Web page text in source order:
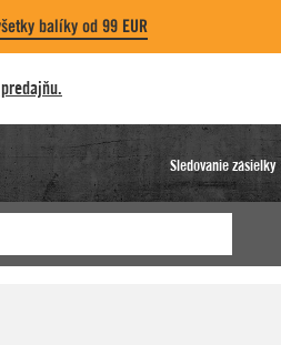
balíky od 99 EUR
Sledovanie zásielky